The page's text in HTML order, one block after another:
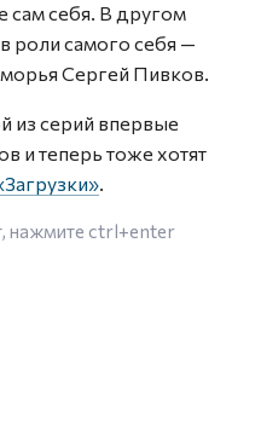
сам себя. В другом
роли самого себя —
Сергей Пивков.
из серий впервые
и теперь тоже хотят
.
нажмите ctrl+enter